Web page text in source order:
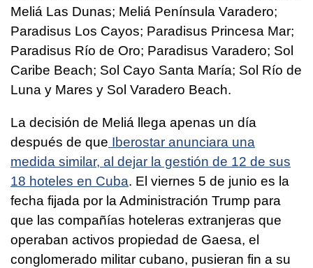
Meliá Las Dunas; Meliá Península Varadero;
Paradisus Los Cayos; Paradisus Princesa Mar;
Paradisus Río de Oro; Paradisus Varadero; Sol
Caribe Beach; Sol Cayo Santa María; Sol Río de
Luna y Mares y Sol Varadero Beach.
La decisión de Meliá llega apenas un día
después de que Iberostar anunciara una
medida similar, al dejar la gestión de 12 de sus
18 hoteles en Cuba. El viernes 5 de junio es la
fecha fijada por la Administración Trump para
que las compañías hoteleras extranjeras que
operaban activos propiedad de Gaesa, el
conglomerado militar cubano, pusieran fin a su